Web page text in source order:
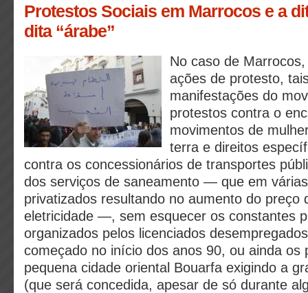
Protestos Sociais em Marrocos e a
dita “árabe”
No caso de
ações de protesto,
manifestações do
protestos contra o
movimentos de
terra e direitos
contra os concessionários de transportes
dos serviços de saneamento — que em
privatizados resultando no aumento do preço
eletricidade —, sem esquecer os constantes
organizados pelos licenciados
começado no início dos anos 90, ou ainda os
pequena cidade oriental Bouarfa exigindo a
(que será concedida, apesar de só durante